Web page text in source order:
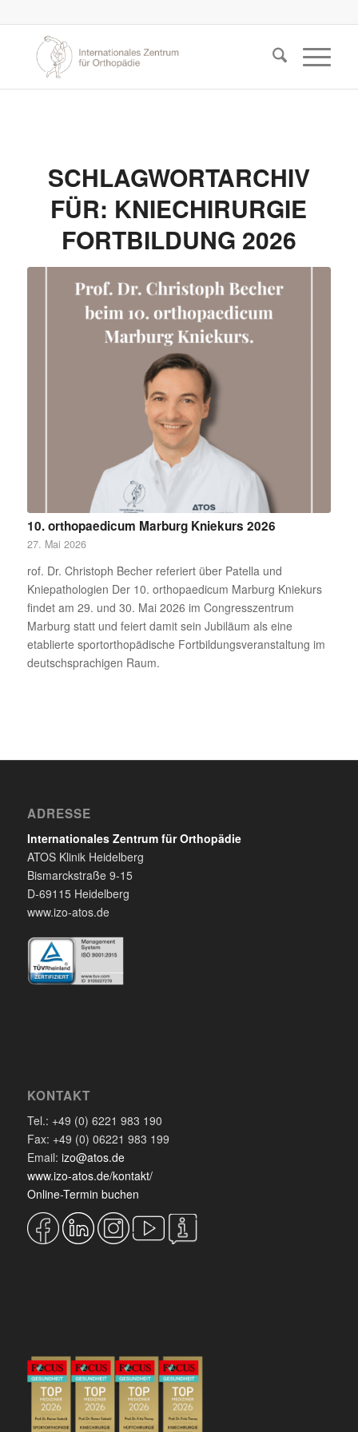
SCHLAGWORTARCHIV
FÜR: KNIECHIRURGIE
FORTBILDUNG 2026
10. orthopaedicum Marburg Kniekurs 2026
27. Mai 2026
rof. Dr. Christoph Becher referiert über Patella und
Kniepathologien Der 10. orthopaedicum Marburg Kniekurs
findet am 29. und 30. Mai 2026 im Congresszentrum
Marburg statt und feiert damit sein Jubiläum als eine
etablierte sportorthopädische Fortbildungsveranstaltung im
deutschsprachigen Raum.
ADRESSE
Internationales Zentrum für Orthopädie
ATOS Klinik Heidelberg
Bismarckstraße 9-15
D-69115 Heidelberg
www.izo-atos.de
KONTAKT
Tel.: +49 (0) 6221 983 190
Fax: +49 (0) 06221 983 199
Email: izo@atos.de
www.izo-atos.de/kontakt/
Online-Termin buchen